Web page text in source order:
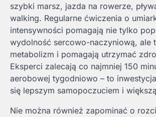
szybki marsz, jazda na rowerze,
walking. Regularne ćwiczenia o
intensywności pomagają nie tylko
wydolność sercowo-naczyniową, ale
metabolizm i pomagają utrzymać
Eksperci zalecają co najmniej 150
aerobowej tygodniowo – to
się lepszym samopoczuciem i
Nie można również zapominać o